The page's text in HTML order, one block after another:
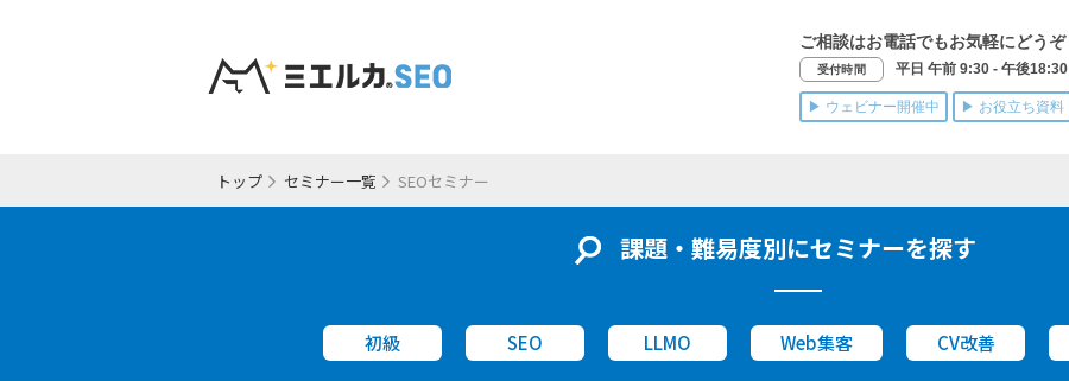
ご相談はお電話でもお気軽にどうぞ
受付時間 平日 午前 9:30 - 午後18:30
▶ ウェビナー開催中 ▶ お役立ち資料
トップ セミナー一覧 SEOセミナー
課題・難易度別にセミナーを探す
初級 SEO LLMO Web集客 CV改善